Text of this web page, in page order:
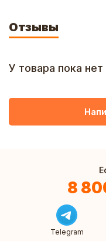
Отзывы
У товара пока
8
Telegram